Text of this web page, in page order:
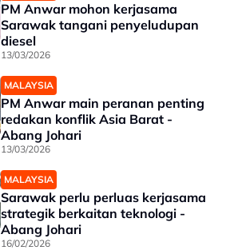
PM Anwar mohon kerjasama
Sarawak tangani penyeludupan
diesel
13/03/2026
MALAYSIA
PM Anwar main peranan penting
redakan konflik Asia Barat -
Abang Johari
13/03/2026
MALAYSIA
Sarawak perlu perluas kerjasama
strategik berkaitan teknologi -
Abang Johari
16/02/2026